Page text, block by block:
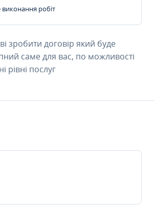
виконання робіт
зробити договір який буде
саме для вас, по можливості
рівні послуг